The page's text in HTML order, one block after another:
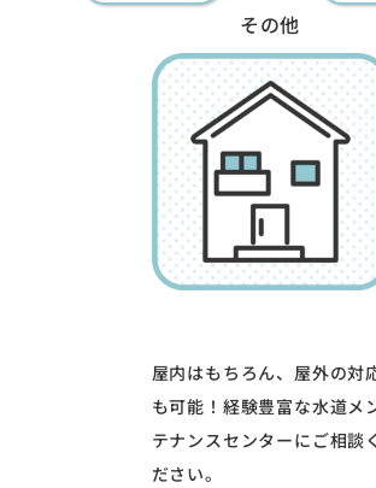
その他
屋内はもちろん、屋外の対
も可能！経験豊富な水道メ
テナンスセンターにご相談く
ださい。